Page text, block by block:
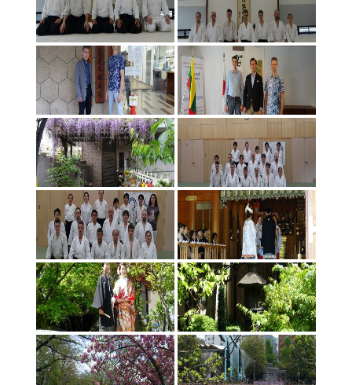
Aikido stovykla Preiloje 2017 08-2